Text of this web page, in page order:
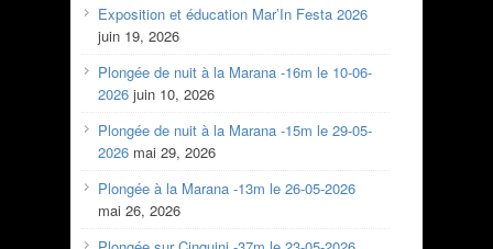
Exposition et éducation Mar’In Festa 2026
juin 19, 2026
Plongée de nuit à la Marana -16m le 10-06-
2026 juin 10, 2026
Plongée de nuit à la Marana -15m le 29-05-
2026 mai 29, 2026
Plongée à la Marana -13m le 26-05-2026
mai 26, 2026